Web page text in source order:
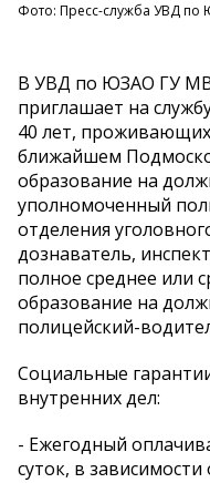
Фото: Пресс-служба УВД
В УВД по ЮЗАО ГУ
приглашает на
40 лет,
ближайшем
образование на
уполномоченный
отделения
дознаватель,
полное среднее или
образование на
полицейский-
Социальные
внутренних дел:
- Ежегодный
суток, в